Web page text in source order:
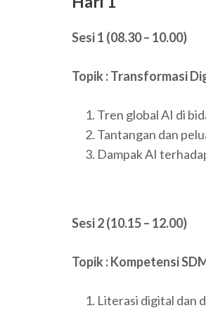
Sesi 1 (08.30 – 10.00)
Topik : Transformasi
Tren global AI di
Tantangan dan
Dampak AI
Sesi 2 (10.15 – 12.00)
Topik : Kompetensi
Literasi digital dan